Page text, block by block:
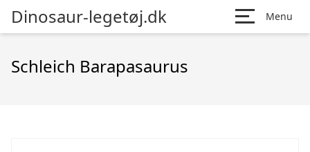
Dinosaur-legetøj.dk Menu
Schleich Barapasaurus